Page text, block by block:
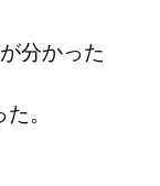
分かった
。